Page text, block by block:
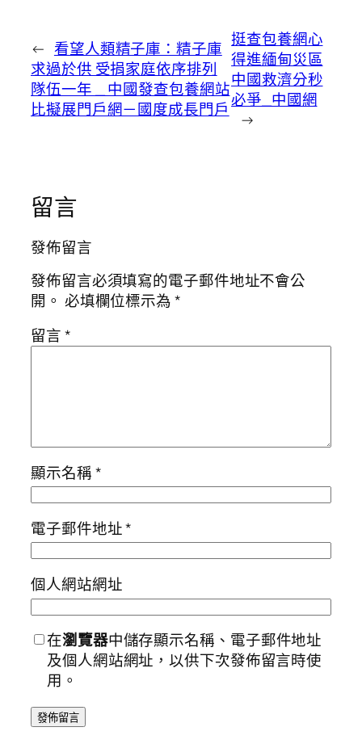
← 看望人類精子庫：精子庫
求過於供 受捐家庭依序排列
隊伍一年 _ 中國發查包養網站
比擬展門戶網－國度成長門戶
挺查包養網心
得進緬甸災區
中國救濟分秒
必爭_中國網
→
留言
發佈留言
發佈留言必須填寫的電子郵件地址不會公
開。 必填欄位標示為*
留言*
顯示名稱*
電子郵件地址*
個人網站網址
在瀏覽器中儲存顯示名稱、電子郵件地址
及個人網站網址，以供下次發佈留言時使
用。